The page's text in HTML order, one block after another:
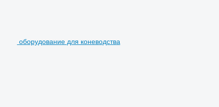
оборудование для коневодства